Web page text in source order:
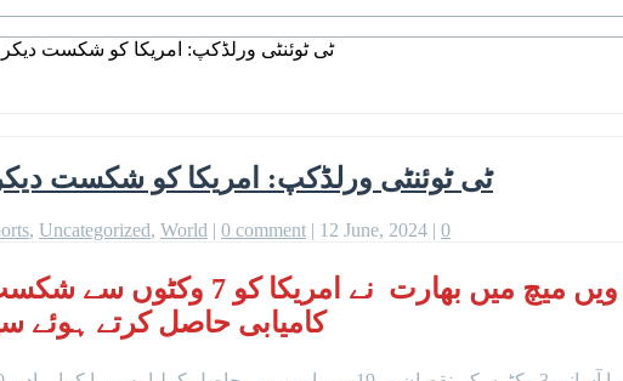
ٹی ٹوئنٹی ورلڈکپ: امریکا کو شکست دیکر بھارت سپر 8
ٹی ٹوئنٹی ورلڈکپ: امریکا کو شکست دیکر بھارت سپر 8
, Uncategorized, World | 0 comment | 12 June, 2024 | 0
آئی سی سی مینز ٹی ٹوئنٹی ورلڈکپ کے
کامیابی حاصل کرتے ہوئے سپر 8 مرحلے کے لیے کوالیفائی